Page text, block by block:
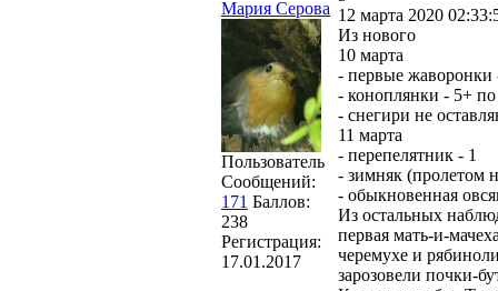
Мария Серова
Пользователь
Сообщений:
171 Баллов:
238
Регистрация:
17.01.2017
12 марта 2020
Из нового
10 марта
- первые жаворонки
- коноплянки - 5+ по
- снегири не
11 марта
- перепелятник - 1
- зимняк (пролетом
- обыкновенная
Из остальных
первая мать-и-
черемухе и
зарозовели почки-